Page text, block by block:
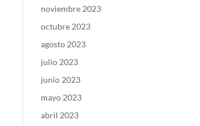
noviembre 2023
octubre 2023
agosto 2023
julio 2023
junio 2023
mayo 2023
abril 2023